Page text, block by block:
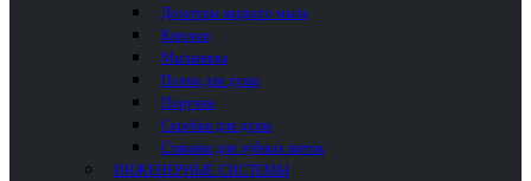
Дозаторы жидкого мыла
Крючки
Мыльницы
Полки для душа
Поручни
Скребки для душа
Стаканы для зубных щеток
ИНЖЕНЕРНЫЕ СИСТЕМЫ